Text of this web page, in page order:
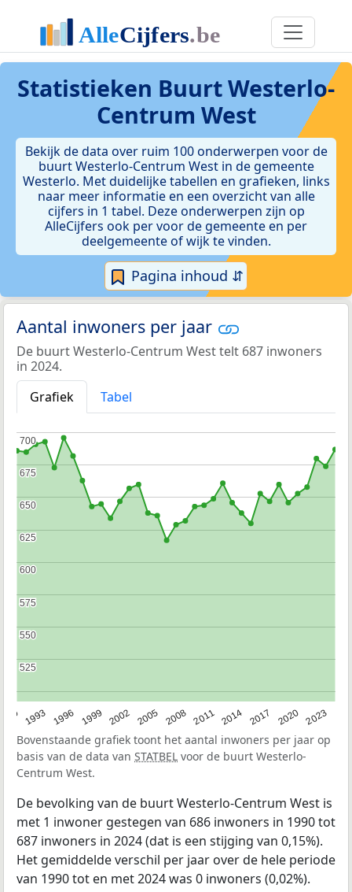
Statistieken Buurt Westerlo-
Centrum West
Bekijk de data over ruim 100 onderwerpen voor de
buurt Westerlo-Centrum West in de gemeente
Westerlo. Met duidelijke tabellen en grafieken, links
naar meer informatie en een overzicht van alle
cijfers in 1 tabel. Deze onderwerpen zijn op
AlleCijfers ook per voor de gemeente en per
deelgemeente of wijk te vinden.
Pagina inhoud ⇵
Aantal inwoners per jaar
De buurt Westerlo-Centrum West telt 687 inwoners
in 2024.
Grafiek
Tabel
1993 1996 1999 2002 2005 2008 2011 2014 2017 2020 2023
525
525
550
550
575
575
600
600
625
625
650
650
675
675
700
700
Bovenstaande grafiek toont het aantal inwoners per jaar op
basis van de data van STATBEL voor de buurt Westerlo-
Centrum West.
De bevolking van de buurt Westerlo-Centrum West is
met 1 inwoner gestegen van 686 inwoners in 1990 tot
687 inwoners in 2024 (dat is een stijging van 0,15%).
Het gemiddelde verschil per jaar over de hele periode
van 1990 tot en met 2024 was 0 inwoners (0,02%).